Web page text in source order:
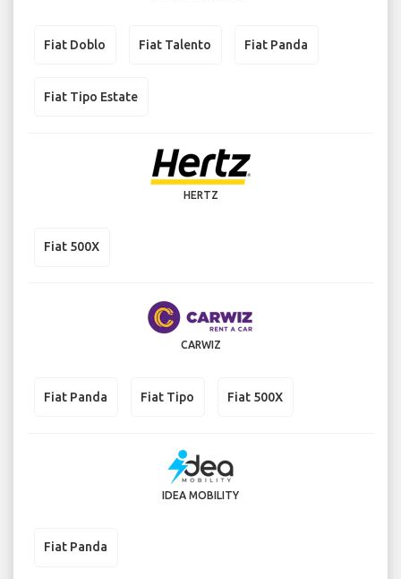
Fiat Doblo Fiat Talento Fiat Panda
Fiat Tipo Estate
HERTZ
Fiat 500X
CARWIZ
Fiat Panda Fiat Tipo Fiat 500X
IDEA MOBILITY
Fiat Panda